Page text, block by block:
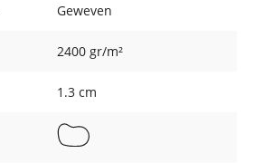
Geweven
2400 gr/m²
1.3 cm